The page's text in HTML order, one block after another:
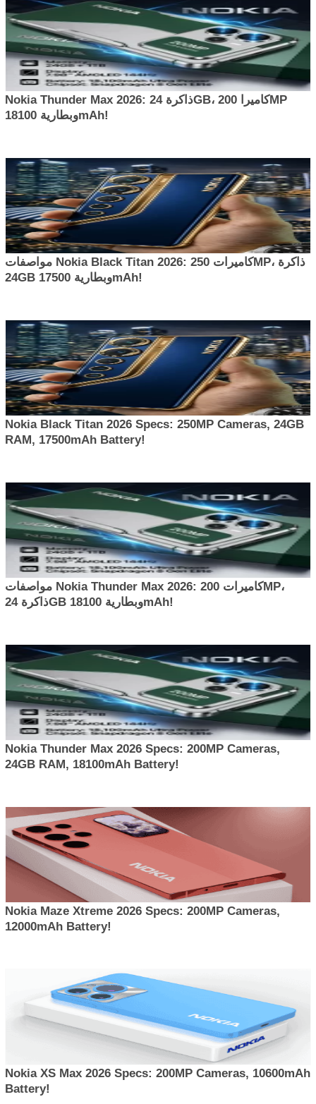
Nokia Thunder Max 2026: ذاكرة 24GB، كاميرا 200MP
وبطارية 18100mAh!
مواصفات Nokia Black Titan 2026: كاميرات 250MP، ذاكرة
24GB وبطارية 17500mAh!
Nokia Black Titan 2026 Specs: 250MP Cameras, 24GB
RAM, 17500mAh Battery!
مواصفات Nokia Thunder Max 2026: كاميرات 200MP،
ذاكرة 24GB وبطارية 18100mAh!
Nokia Thunder Max 2026 Specs: 200MP Cameras,
24GB RAM, 18100mAh Battery!
Nokia Maze Xtreme 2026 Specs: 200MP Cameras,
12000mAh Battery!
Nokia XS Max 2026 Specs: 200MP Cameras, 10600mAh
Battery!